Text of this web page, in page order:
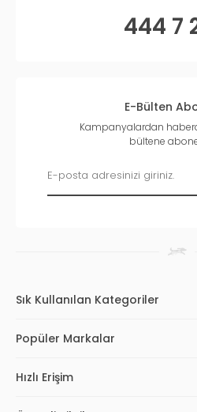
444 7
E-Bülten
Kampanyalardan
bültene
Sık Kullanılan Kategoriler
Popüler Markalar
Hızlı Erişim